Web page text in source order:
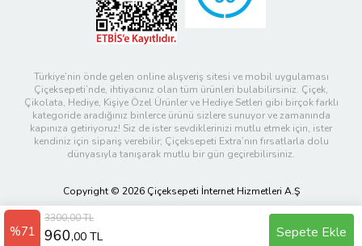
%71
3300,00 TL
960,00 TL Sepete Ekle
Türkiye’nin önde gelen online alışveriş sitesi ve mobil uygulaması
Çiçeksepeti’nde, ihtiyacınız olan tüm ürünleri bulabilirsiniz. Çiçek,
Çikolata, Hediye, Kişiye Özel Ürünler ve Hediye Setleri gibi birçok farklı
kategoride aradığınız binlerce ürünü sizlere sunuyor ve zamanında
kapınıza getiriyoruz! Siz de ister sevdiklerinizi mutlu etmek için, ister
kendiniz için sipariş verebilir; Çiçeksepeti Extra’nın fırsatlarla dolu
dünyasıyla tanışarak mutlu bir gün geçirebilirsiniz.
Copyright © 2026 Çiçeksepeti İnternet Hizmetleri A.Ş